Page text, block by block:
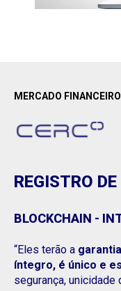
MERCADO FINANCEIRO
REGISTRO
BLOCKCHAIN -
“Eles terão a
íntegro, é único e
segurança,